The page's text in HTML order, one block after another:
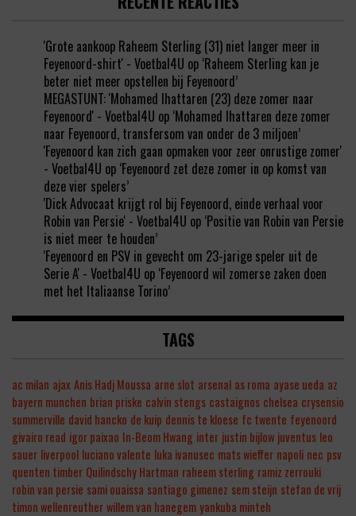
'Grote aankoop Raheem Sterling (31) niet langer meer in
Feyenoord-shirt' - Voetbal4U op ‘Raheem Sterling kan je
beter niet meer opstellen bij Feyenoord’
MEGASTUNT: 'Mohamed Ihattaren (23) deze zomer naar
Feyenoord' - Voetbal4U op ‘Mohamed Ihattaren deze zomer
naar Feyenoord, transfersom van onder de 3 miljoen’
'Feyenoord kan zich gaan opmaken voor zeer onrustige zomer'
- Voetbal4U op ‘Feyenoord zet deze zomer in op komst van
deze vier spelers’
'Dick Advocaat krijgt rol bij Feyenoord, einde verhaal voor
Robin van Persie' - Voetbal4U op ‘Positie van Robin van Persie
is niet meer te houden’
'Feyenoord en PSV in gevecht om 23-jarige speler uit de
Serie A' - Voetbal4U op ‘Feyenoord wil zomerse zaken doen
met het Italiaanse Torino’
TAGS
ac milan ajax Anis Hadj Moussa arne slot arsenal as roma ayase ueda az
bayern munchen brian priske calvin stengs castaignos chelsea crysensio
summerville david hancko de kuip dennis te kloese fc twente feyenoord
givairo read igor paixao In-Beom Hwang inter justin bijlow juventus leo
sauer liverpool luciano valente luka ivanusec mats wieffer napoli nec psv
quenten timber Quilindschy Hartman raheem sterling ramiz zerrouki
robin van persie sami ouaissa santiago gimenez sem steijn stefan de vrij
timon wellenreutherwillem van hanegemyankuba minteh